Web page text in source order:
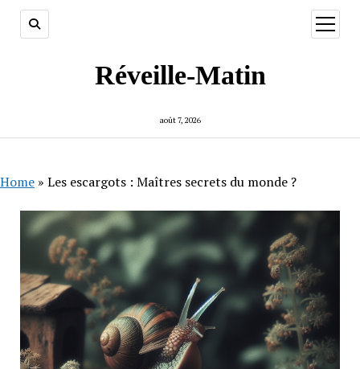
Réveille-Matin
août 7, 2026
ouvrir
menu
Home » Les escargots : Maîtres secrets du monde ?